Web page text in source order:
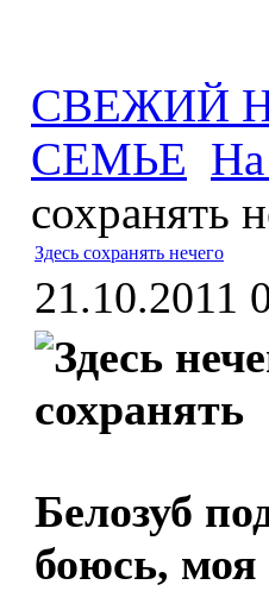
СВЕЖИЙ
СЕМЬЕ На
сохранять
Здесь сохранять нечего
21.10.2011
Белозуб
боюсь, моя